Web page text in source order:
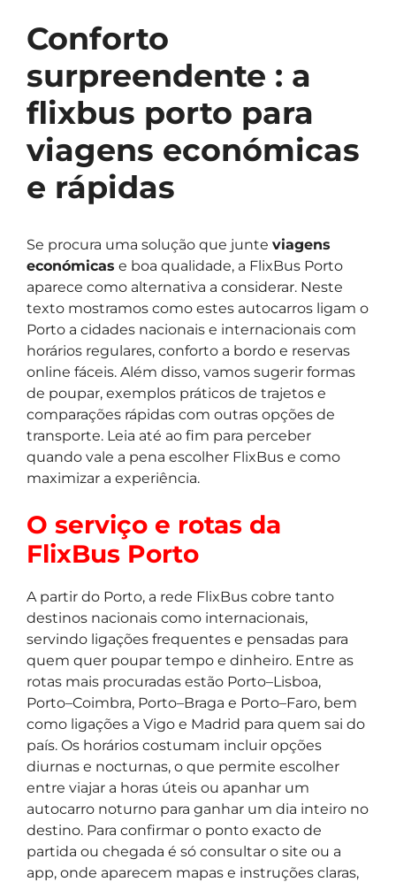
Conforto
surpreendente : a
flixbus porto para
viagens económicas
e rápidas
Se procura uma solução que junte viagens
económicas e boa qualidade, a FlixBus Porto
aparece como alternativa a considerar. Neste
texto mostramos como estes autocarros ligam o
Porto a cidades nacionais e internacionais com
horários regulares, conforto a bordo e reservas
online fáceis. Além disso, vamos sugerir formas
de poupar, exemplos práticos de trajetos e
comparações rápidas com outras opções de
transporte. Leia até ao fim para perceber
quando vale a pena escolher FlixBus e como
maximizar a experiência.
O serviço e rotas da
FlixBus Porto
A partir do Porto, a rede FlixBus cobre tanto
destinos nacionais como internacionais,
servindo ligações frequentes e pensadas para
quem quer poupar tempo e dinheiro. Entre as
rotas mais procuradas estão Porto–Lisboa,
Porto–Coimbra, Porto–Braga e Porto–Faro, bem
como ligações a Vigo e Madrid para quem sai do
país. Os horários costumam incluir opções
diurnas e nocturnas, o que permite escolher
entre viajar a horas úteis ou apanhar um
autocarro noturno para ganhar um dia inteiro no
destino. Para confirmar o ponto exacto de
partida ou chegada é só consultar o site ou a
app, onde aparecem mapas e instruções claras,